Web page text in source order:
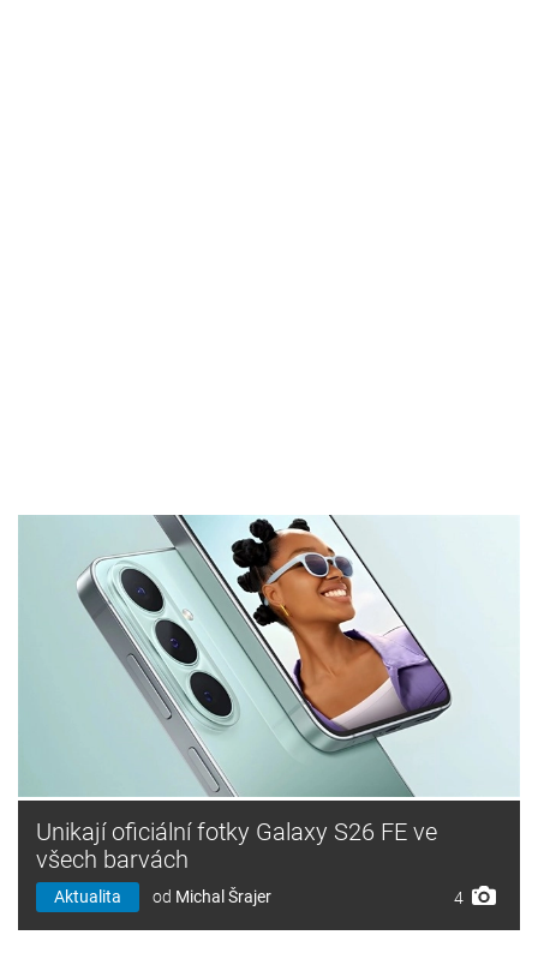
Unikají oficiální fotky Galaxy S26 FE ve
všech barvách
Aktualita od Michal Šrajer 4